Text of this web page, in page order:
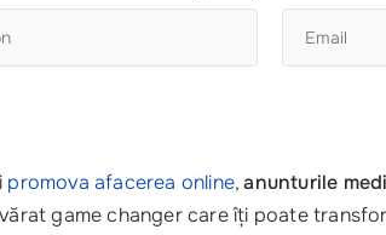
promova afacerea online,anunturile
game changer care îți poate